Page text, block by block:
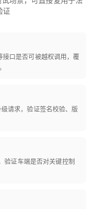
证
接口是否可被越权调用，覆
请求，验证签名校验、版
验证车端是否对关键控制